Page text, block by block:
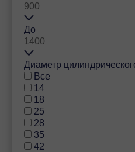
До
Диаметр
Все
14
18
25
28
35
42